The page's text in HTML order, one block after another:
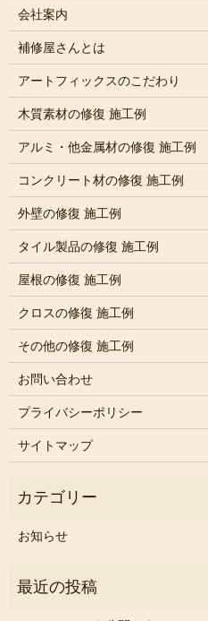
会社案内
補修屋さんとは
アートフィックスのこだわり
木質素材の修復 施工例
アルミ・他金属材の修復 施工例
コンクリート材の修復 施工例
外壁の修復 施工例
タイル製品の修復 施工例
屋根の修復 施工例
クロスの修復 施工例
その他の修復 施工例
お問い合わせ
プライバシーポリシー
サイトマップ
お知らせ